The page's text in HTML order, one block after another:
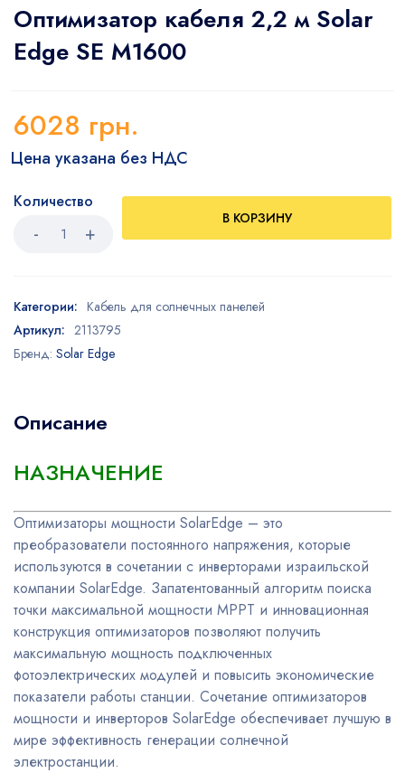
Оптимизатор кабеля 2,2 м Solar
Edge SE M1600
6028 грн.
Цена указана без НДС
Количество
В КОРЗИНУ
Категории: Кабель для солнечных панелей
Артикул: 2113795
Бренд: Solar Edge
Описание
НАЗНАЧЕНИЕ
Оптимизаторы мощности SolarEdge – это
преобразователи постоянного напряжения, которые
используются в сочетании с инверторами израильской
компании SolarEdge. Запатентованный алгоритм поиска
точки максимальной мощности МРРТ и инновационная
конструкция оптимизаторов позволяют получить
максимальную мощность подключенных
фотоэлектрических модулей и повысить экономические
показатели работы станции. Сочетание оптимизаторов
мощности и инверторов SolarEdge обеспечивает лучшую в
мире эффективность генерации солнечной
электростанции.